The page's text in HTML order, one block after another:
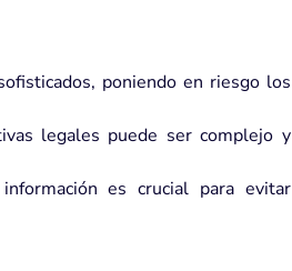
poniendo en riesgo los
legales puede ser complejo y
es crucial para evitar